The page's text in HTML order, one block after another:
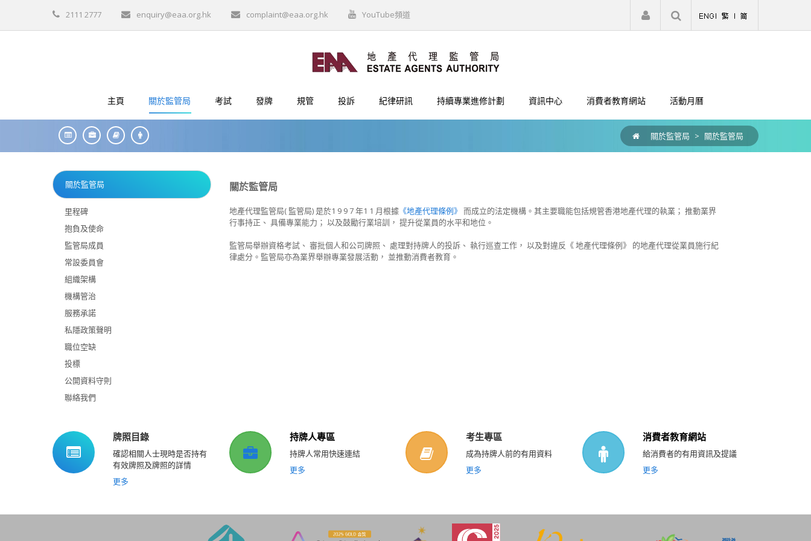
2111 2777 enquiry@eaa.org.hk complaint@eaa.org.hk YouTube頻道 註冊 登入
主頁 關於監管局 考試 發牌 規管 投訴 紀律研訊 持續專業進修計劃 資訊中心 消費者教育網站 活動月曆
關於監管局 > 關於監管局
關於監管局
里程碑
抱負及使命
監管局成員
常設委員會
組織架構
機構管治
服務承諾
私隱政策聲明
職位空缺
投標
公開資料守則
聯絡我們
關於監管局
地產代理監管局( 監管局) 是於1 9 9 7 年1 1 月根據《地產代理條例》 而成立的法定機構。其主要職能包括規管香港地產代理的執業； 推動業界
行事持正、 具備專業能力； 以及鼓勵行業培訓， 提升從業員的水平和地位。
監管局舉辦資格考試、 審批個人和公司牌照、 處理對持牌人的投訴、 執行巡查工作， 以及對違反《 地產代理條例》 的地產代理從業員施行紀
律處分。監管局亦為業界舉辦專業發展活動， 並推動消費者教育。
牌照目錄
確認相關人士現時是否持有
有效牌照及牌照的詳情
更多
持牌人專區
持牌人常用快速連結
更多
考生專區
成為持牌人前的有用資料
更多
消費者教育網站
給消費者的有用資訊及提議
更多